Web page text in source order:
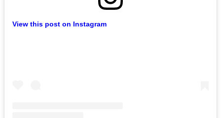
View this post on Instagram